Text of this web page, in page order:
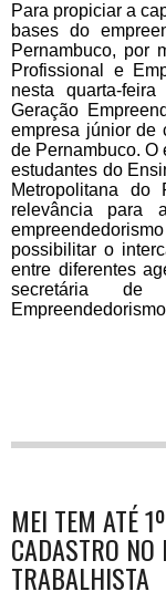
Para propiciar a
bases do
Pernambuco, por
Profissional e
nesta quarta-
Geração
empresa júnior de
de Pernambuco. O
estudantes do
Metropolitana do
relevância para
possibilitar o
entre diferentes
secretária de
MEI TEM ATÉ
CADASTRO
TRABALHISTA